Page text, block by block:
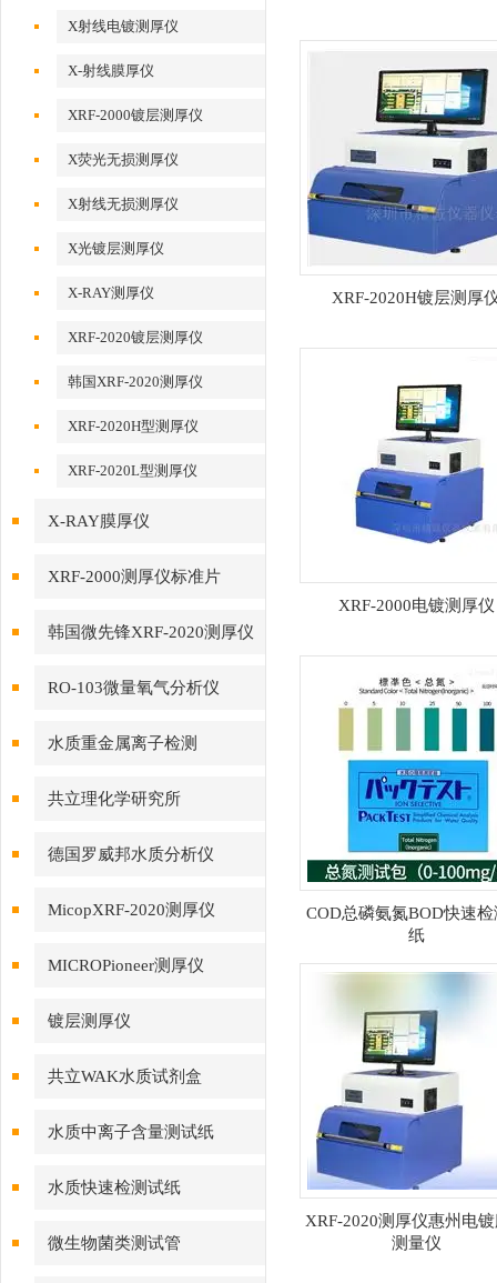
X射线电镀测厚仪
X-射线膜厚仪
XRF-2000镀层测厚仪
X荧光无损测厚仪
X射线无损测厚仪
X光镀层测厚仪
X-RAY测厚仪
XRF-2020镀层测厚仪
韩国XRF-2020测厚仪
XRF-2020H型测厚仪
XRF-2020L型测厚仪
X-RAY膜厚仪
XRF-2000测厚仪标准片
韩国微先锋XRF-2020测厚仪
RO-103微量氧气分析仪
水质重金属离子检测
共立理化学研究所
德国罗威邦水质分析仪
MicopXRF-2020测厚仪
MICROPioneer测厚仪
镀层测厚仪
共立WAK水质试剂盒
水质中离子含量测试纸
水质快速检测试纸
微生物菌类测试管
XRF-2020H镀层测厚
XRF-2000电镀测厚仪
COD总磷氨氮BOD快速检
纸
XRF-2020测厚仪惠州电
测量仪